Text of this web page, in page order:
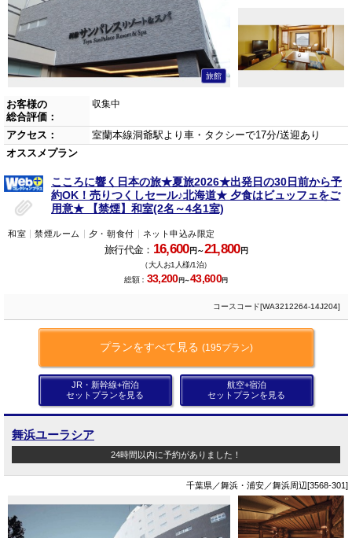
旅館
お客様の
総合評価：
収集中
アクセス：
室蘭本線洞爺駅より車・タクシーで17分/送迎あり
オススメプラン
こころに響く日本の旅★夏旅2026★出発日の30日前から予
約OK！売りつくしセール♪北海道★ 夕食はビュッフェをご
用意★ 【禁煙】和室(2名～4名1室)
和室 禁煙ルーム 夕・朝食付 ネット申込み限定
旅行代金： 16,600円～21,800円
（大人お1人様/1泊）
総額： 33,200円～43,600円
コースコード[WA3212264-14J204]
プランをすべて見る (195プラン)
JR・新幹線+宿泊
セットプランを見る
航空+宿泊
セットプランを見る
舞浜ユーラシア
24時間以内に予約がありました！
千葉県／舞浜・浦安／舞浜周辺[3568-301]